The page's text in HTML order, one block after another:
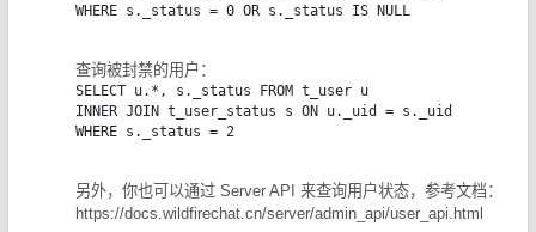
WHERE s._status = 0 OR s._status IS NULL
查询被封禁的用户：
SELECT u.*, s._status FROM t_user u
INNER JOIN t_user_status s ON u._uid = s._uid
WHERE s._status = 2
另外，你也可以通过 Server API 来查询用户状态，参考文档：
https://docs.wildfirechat.cn/server/admin_api/user_api.html